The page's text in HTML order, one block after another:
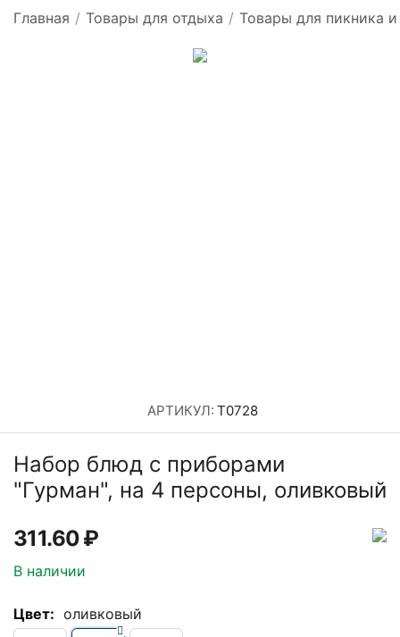
Главная / Товары для отдыха / Товары для пикника
АРТИКУЛ: Т0728
Набор блюд с приборами
"Гурман", на 4 персоны, оливковый
311.60₽
В наличии
Цвет: оливковый